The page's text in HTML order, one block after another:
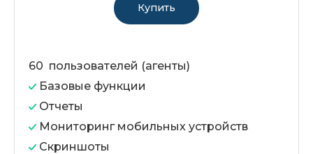
Купить
60 пользователей (агенты)
Базовые функции
Отчеты
Мониторинг мобильных устройств
Скриншоты